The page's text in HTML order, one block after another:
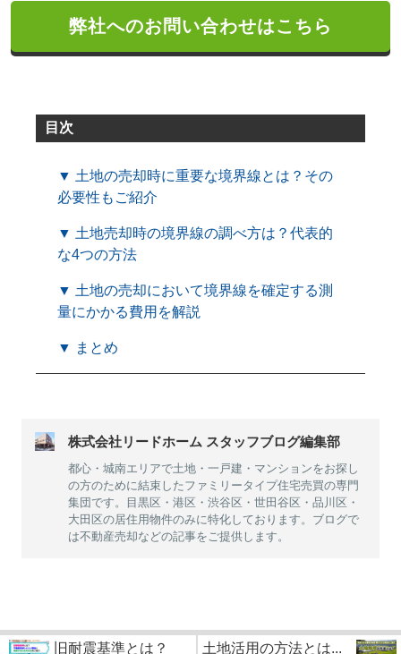
弊社へのお問い合わせはこちら
目次
▼ 土地の売却時に重要な境界線とは？その
必要性もご紹介
▼ 土地売却時の境界線の調べ方は？代表的
な4つの方法
▼ 土地の売却において境界線を確定する測
量にかかる費用を解説
▼ まとめ
株式会社リードホーム スタッフブログ編集部
都心・城南エリアで土地・一戸建・マンションをお探し
の方のために結束したファミリータイプ住宅売買の専門
集団です。目黒区・港区・渋谷区・世田谷区・品川区・
大田区の居住用物件のみに特化しております。ブログで
は不動産売却などの記事をご提供します。
旧耐震基準とは？
土地活用の方法とは...